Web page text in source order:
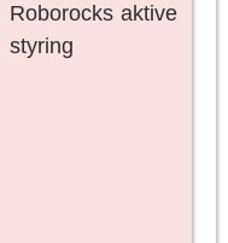
Roborocks aktive
styring